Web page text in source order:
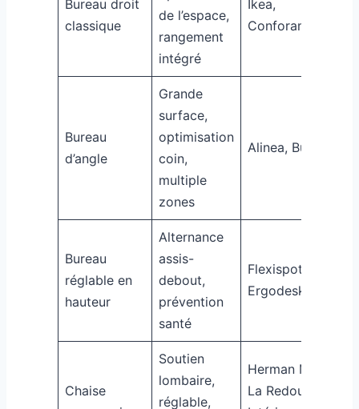
Bureau droit
classique
de l’espace,
rangement
intégré
Ikea,
Conforama, But
Bureau
d’angle
Grande
surface,
optimisation
coin,
multiple
zones
Alinea, But
Bureau
réglable en
hauteur
Alternance
assis-
debout,
prévention
santé
Flexispot,
Ergodesk
Chaise
Soutien
lombaire,
réglable,
Herman Miller,
La Redoute